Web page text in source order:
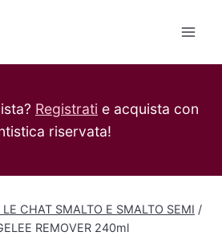
Registrati e acquista con
riservata!
LE CHAT SMALTO E SMALTO SEMI /
REMOVER 240ml